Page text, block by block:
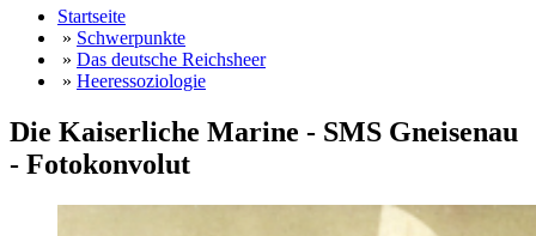
Startseite
» Schwerpunkte
» Das deutsche Reichsheer
» Heeressoziologie
Die Kaiserliche Marine - SMS Gneisenau
- Fotokonvolut